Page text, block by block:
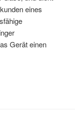
eines
Gerät einen